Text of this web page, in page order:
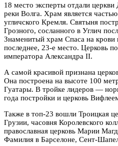
18 место эксперты отдали
реки Волга. Храм является
угличского Кремля. Святыня
Грозного, сосланного в Углич
Знаменитый храм Спаса на крови
последнее, 23-е место. Церковь
императора Александра II.
А самой красивой признана
Она построена на высоте 100
Гуатары. В тройке лидеров —
года постройки и церковь
Также в топ-23 вошли Троицкая
Грузии, часовня Королевского
православная церковь Марии
Фамилия в Барселоне, Сент-